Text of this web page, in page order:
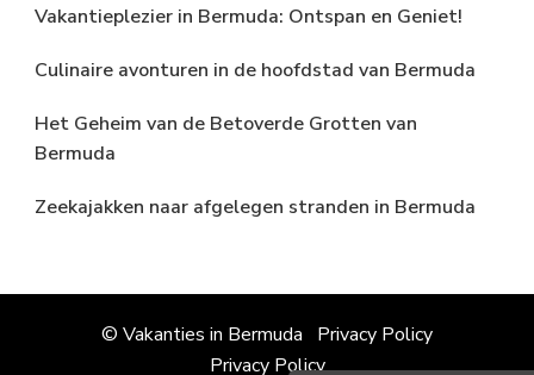
Vakantieplezier in Bermuda: Ontspan en Geniet!
Culinaire avonturen in de hoofdstad van Bermuda
Het Geheim van de Betoverde Grotten van
Bermuda
Zeekajakken naar afgelegen stranden in Bermuda
© Vakanties in Bermuda Privacy Policy
Privacy Policy